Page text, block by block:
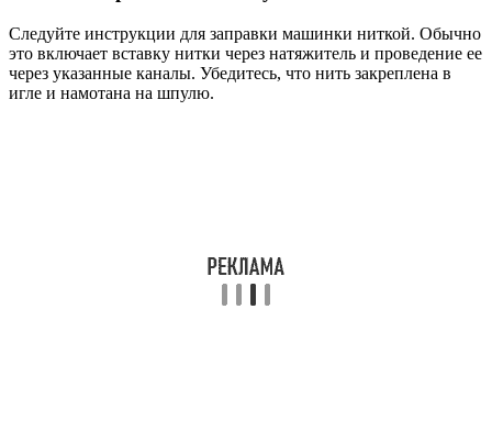
Следуйте инструкции для заправки машинки ниткой. Обычно
это включает вставку нитки через натяжитель и проведение ее
через указанные каналы. Убедитесь, что нить закреплена в
игле и намотана на шпулю.